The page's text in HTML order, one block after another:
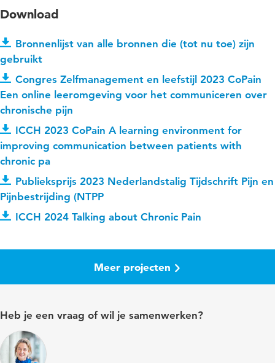
Download
Bronnenlijst van alle bronnen die (tot nu toe) zijn
gebruikt
Congres Zelfmanagement en leefstijl 2023 CoPain
Een online leeromgeving voor het communiceren over
chronische pijn
ICCH 2023 CoPain A learning environment for
improving communication between patients with
chronic pa
Publieksprijs 2023 Nederlandstalig Tijdschrift Pijn en
Pijnbestrijding (NTPP
ICCH 2024 Talking about Chronic Pain
Meer projecten
Heb je een vraag of wil je samenwerken?